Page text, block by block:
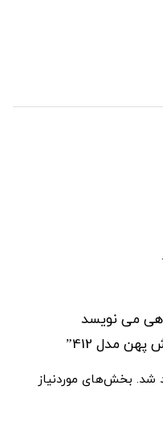
می نویسد
مدل 412”
شد. بخش‌های موردنیاز